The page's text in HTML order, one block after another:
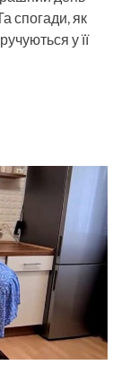
спогади, як
у її